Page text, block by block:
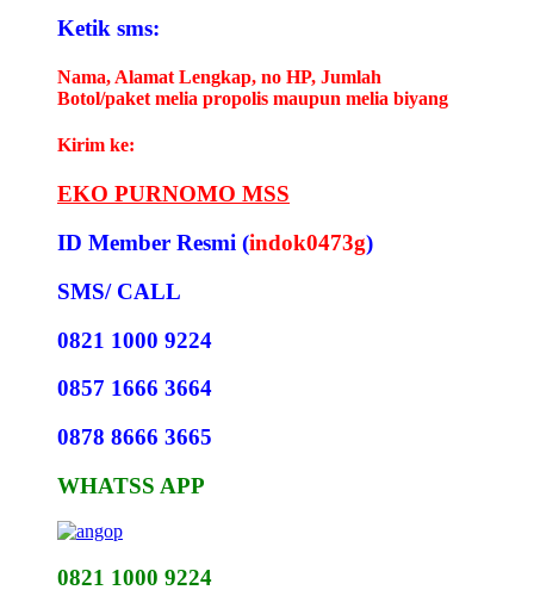
Ketik sms:
Nama, Alamat Lengkap, no HP, Jumlah
Botol/paket melia propolis maupun melia biyang
Kirim ke:
EKO PURNOMO MSS
ID Member Resmi (indok0473g)
SMS/ CALL
0821 1000 9224
0857 1666 3664
0878 8666 3665
WHATSS APP
0821 1000 9224